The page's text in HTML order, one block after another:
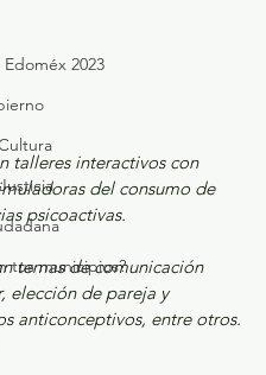
2023
tus municipios?
talleres interactivos con
del consumo de
psicoactivas.
temas de comunicación
elección de pareja y
anticonceptivos, entre otros.